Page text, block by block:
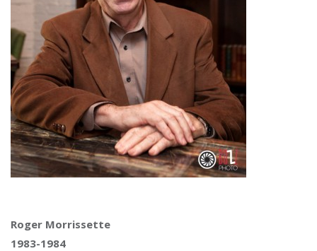
Roger Morrissette
1983-1984